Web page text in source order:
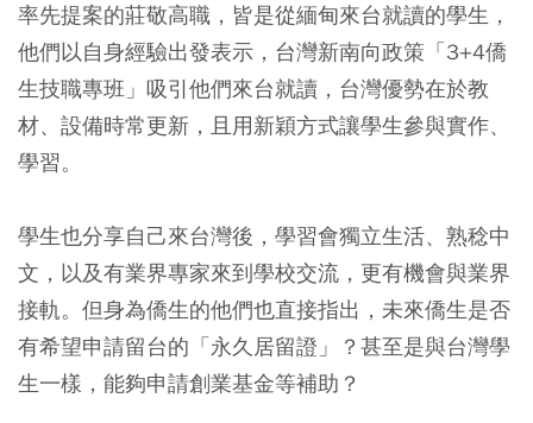
率先提案的莊敬高職，皆是從緬甸來台就讀的學生，
他們以自身經驗出發表示，台灣新南向政策「3+4僑
生技職專班」吸引他們來台就讀，台灣優勢在於教
材、設備時常更新，且用新穎方式讓學生參與實作、
學習。
學生也分享自己來台灣後，學習會獨立生活、熟稔中
文，以及有業界專家來到學校交流，更有機會與業界
接軌。但身為僑生的他們也直接指出，未來僑生是否
有希望申請留台的「永久居留證」？甚至是與台灣學
生一樣，能夠申請創業基金等補助？